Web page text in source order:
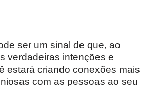
ser um sinal de que, ao
verdadeiras intenções e
estará criando conexões mais
com as pessoas ao seu